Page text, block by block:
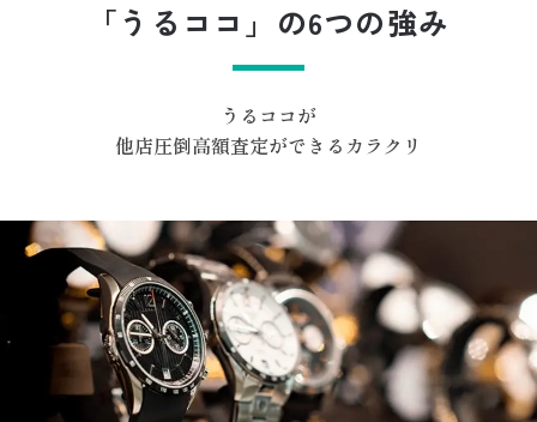
「うるココ」の6つの強み
うるココが
他店圧倒高額査定ができるカラクリ